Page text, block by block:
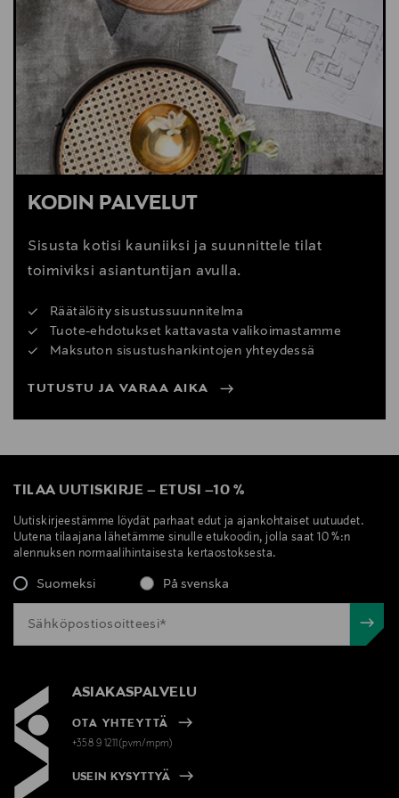
KODIN PALVELUT
Sisusta kotisi kauniiksi ja suunnittele tilat
toimiviksi asiantuntijan avulla.
Räätälöity sisustussuunnitelma
Tuote-ehdotukset kattavasta valikoimastamme
Maksuton sisustushankintojen yhteydessä
TUTUSTU JA VARAA AIKA
TILAA UUTISKIRJE – ETUSI –10 %
Uutiskirjeestämme löydät parhaat edut ja ajankohtaiset uutuudet.
Uutena tilaajana lähetämme sinulle etukoodin, jolla saat 10 %:n
alennuksen normaalihintaisesta kertaostoksesta.
Suomeksi På svenska
ASIAKASPALVELU
OTA YHTEYTTÄ
+358 9 1211(pvm/mpm)
USEIN KYSYTTYÄ